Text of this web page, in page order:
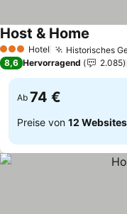
3 SterneHotel Historisches
Host & Home
8,6 Hervorragend 2.085
Ab 74 €
Preise von 12 Websites